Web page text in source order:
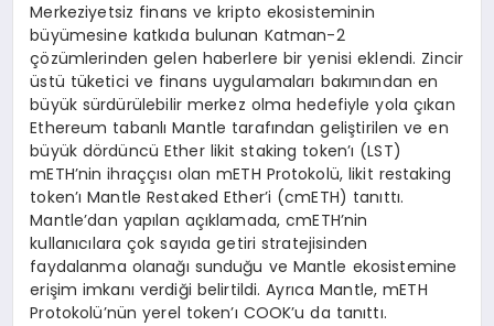
Merkeziyetsiz finans ve kripto ekosisteminin
büyümesine katkıda bulunan Katman-2
çözümlerinden gelen haberlere bir yenisi eklendi. Zincir
üstü tüketici ve finans uygulamaları bakımından en
büyük sürdürülebilir merkez olma hedefiyle yola çıkan
Ethereum tabanlı Mantle tarafından geliştirilen ve en
büyük dördüncü Ether likit staking token’ı (LST)
mETH’nin ihraççısı olan mETH Protokolü, likit restaking
token’ı Mantle Restaked Ether’i (cmETH) tanıttı.
Mantle’dan yapılan açıklamada, cmETH’nin
kullanıcılara çok sayıda getiri stratejisinden
faydalanma olanağı sunduğu ve Mantle ekosistemine
erişim imkanı verdiği belirtildi. Ayrıca Mantle, mETH
Protokolü’nün yerel token’ı COOK’u da tanıttı.